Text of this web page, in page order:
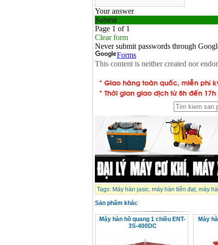
Tags: Máy hàn jasic, máy hàn tiến đạt, máy
Sản phẩm khác
Máy hàn hồ quang 1 chiều ENT-
3S-400DC
Máy